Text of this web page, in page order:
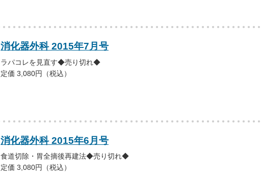
消化器外科 2015年7月号
ラパコレを見直す◆売り切れ◆
定価 3,080円（税込）
消化器外科 2015年6月号
食道切除・胃全摘後再建法◆売り切れ◆
定価 3,080円（税込）